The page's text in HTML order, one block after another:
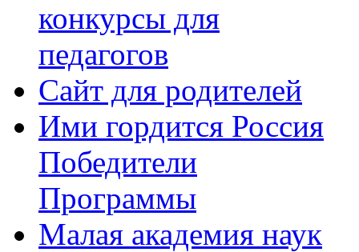
конкурсы для
педагогов
Сайт для родителей
Ими гордится Россия
Победители
Программы
Малая академия наук